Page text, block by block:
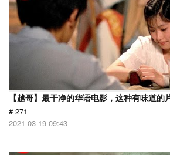
【越哥】最干净的华语电影，这种有味道的
# 271
2021-03-19 09:43